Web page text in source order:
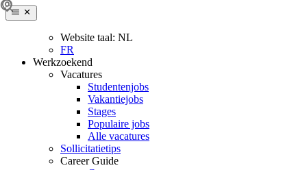
Website taal: NL
FR
Werkzoekend
Vacatures
Studentenjobs
Vakantiejobs
Stages
Populaire jobs
Alle vacatures
Sollicitatietips
Career Guide